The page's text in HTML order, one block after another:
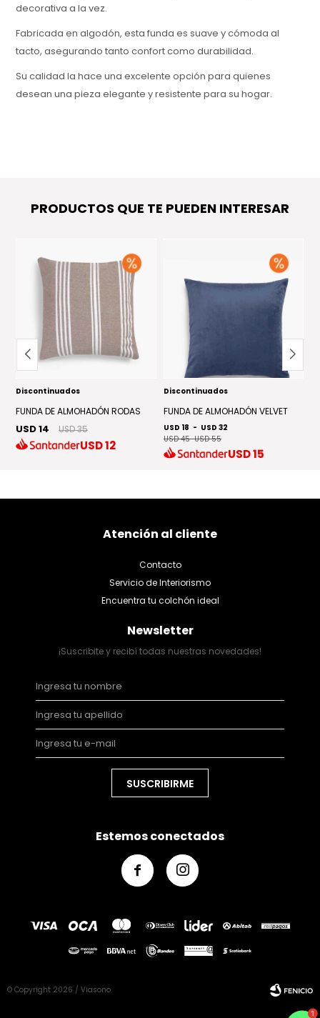
decorativa a la vez.
Fabricada en algodón, esta funda es suave y cómoda al
tacto, asegurando tanto confort como durabilidad.
Su calidad la hace una excelente opción para quienes
desean una pieza elegante y resistente para su hogar.
PRODUCTOS QUE TE PUEDEN INTERESAR
Discontinuados
FUNDA DE ALMOHADÓN RODAS
USD 14 USD 35
USD12
Discontinuados
FUNDA DE ALMOHADÓN VELVET
USD 18 - USD 32
USD 45-USD 55
USD15
Atención al cliente
Contacto
Servicio de Interiorismo
Encuentra tu colchón ideal
Newsletter
¡Suscribite y recibí todas nuestras novedades!
SUSCRIBIRME
Estemos conectados
 
© Copyright 2026 / Viasono